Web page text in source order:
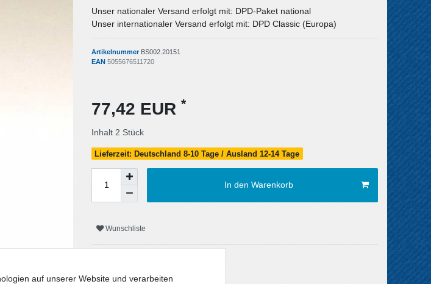
Unser nationaler Versand erfolgt mit: DPD-Paket national
Unser internationaler Versand erfolgt mit: DPD Classic (Europa)
Artikelnummer BS002.20151
EAN 5055676511720
77,42 EUR *
Inhalt 2 Stück
Lieferzeit: Deutschland 8-10 Tage / Ausland 12-14 Tage
In den Warenkorb
Wunschliste
auf unserer Website und verarbeiten